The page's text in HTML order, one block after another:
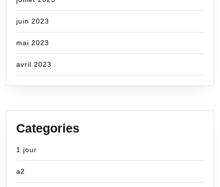
juin 2023
mai 2023
avril 2023
Categories
1 jour
a2